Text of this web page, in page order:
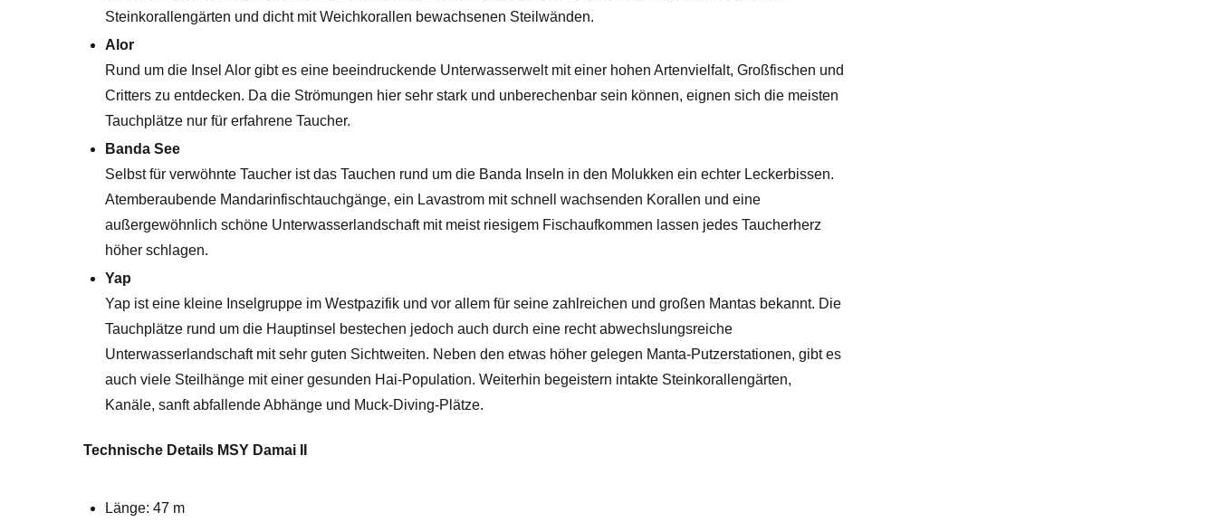
Steinkorallengärten und dicht mit Weichkorallen bewachsenen Steilwänden.
Alor
Rund um die Insel Alor gibt es eine beeindruckende Unterwasserwelt mit einer hohen Artenvielfalt, Großfischen und
Critters zu entdecken. Da die Strömungen hier sehr stark und unberechenbar sein können, eignen sich die meisten
Tauchplätze nur für erfahrene Taucher.
Banda See
Selbst für verwöhnte Taucher ist das Tauchen rund um die Banda Inseln in den Molukken ein echter Leckerbissen.
Atemberaubende Mandarinfischtauchgänge, ein Lavastrom mit schnell wachsenden Korallen und eine
außergewöhnlich schöne Unterwasserlandschaft mit meist riesigem Fischaufkommen lassen jedes Taucherherz
höher schlagen.
Yap
Yap ist eine kleine Inselgruppe im Westpazifik und vor allem für seine zahlreichen und großen Mantas bekannt. Die
Tauchplätze rund um die Hauptinsel bestechen jedoch auch durch eine recht abwechslungsreiche
Unterwasserlandschaft mit sehr guten Sichtweiten. Neben den etwas höher gelegen Manta-Putzerstationen, gibt es
auch viele Steilhänge mit einer gesunden Hai-Population. Weiterhin begeistern intakte Steinkorallengärten,
Kanäle, sanft abfallende Abhänge und Muck-Diving-Plätze.
Technische Details MSY Damai II
Länge: 47 m